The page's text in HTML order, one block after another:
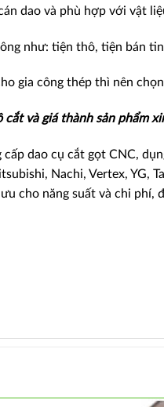
dao và phù hợp với vật
như: tiện thô, tiện bán
gia công thép thì nên
và giá thành sản phẩm
cấp dao cụ cắt gọt CNC,
Nachi, Vertex, YG,
cho năng suất và chi phí,